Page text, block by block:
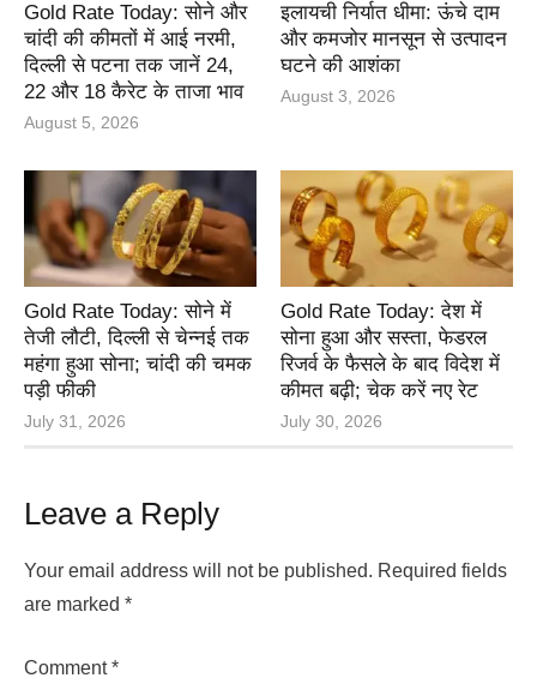
Gold Rate Today: सोने और
चांदी की कीमतों में आई नरमी,
दिल्ली से पटना तक जानें 24,
22 और 18 कैरेट के ताजा भाव
August 5, 2026
इलायची निर्यात धीमा: ऊंचे दाम
और कमजोर मानसून से उत्पादन
घटने की आशंका
August 3, 2026
Gold Rate Today: सोने में
तेजी लौटी, दिल्ली से चेन्नई तक
महंगा हुआ सोना; चांदी की चमक
पड़ी फीकी
July 31, 2026
Gold Rate Today: देश में
सोना हुआ और सस्ता, फेडरल
रिजर्व के फैसले के बाद विदेश में
कीमत बढ़ी; चेक करें नए रेट
July 30, 2026
Leave a Reply
Your email address will not be published. Required fields
are marked *
Comment*